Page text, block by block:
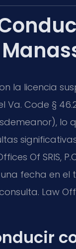
la licencia
Va. Code §
Of SRIS,
una fecha en
Law